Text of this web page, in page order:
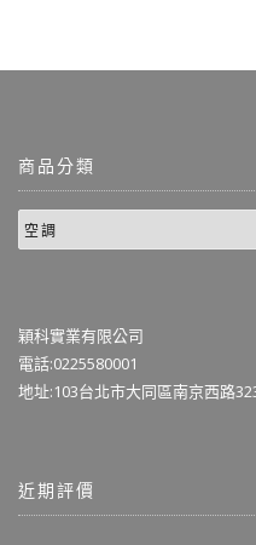
商品分類
穎科實業有限公司
電話:0225580001
地址:103台北市大同區南京西路
近期評價